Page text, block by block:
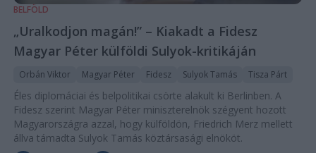
BELFÖLD
„Uralkodjon magán!” – Kiakadt a Fidesz
Magyar Péter külföldi Sulyok-kritikáján
Orbán Viktor Magyar Péter Fidesz Sulyok Tamás Tisza Párt
Éles diplomáciai és belpolitikai csörte alakult ki Berlinben. A
Fidesz szerint Magyar Péter miniszterelnök szégyent hozott
Magyarországra azzal, hogy külföldön, Friedrich Merz mellett
állva támadta Sulyok Tamás köztársasági elnököt.